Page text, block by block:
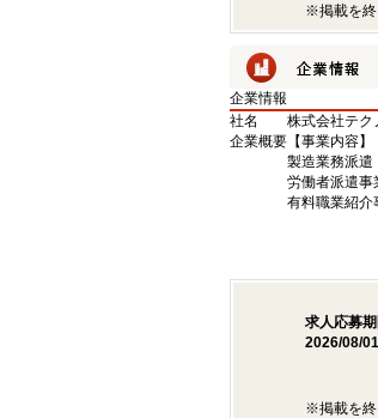
※掲載を終
企業情報
社名
株式会社テク
企業概要 【事業内容】
製造業務派遣
労働者派遣
有料職業紹
求人応募期
2026/08/
※掲載を終